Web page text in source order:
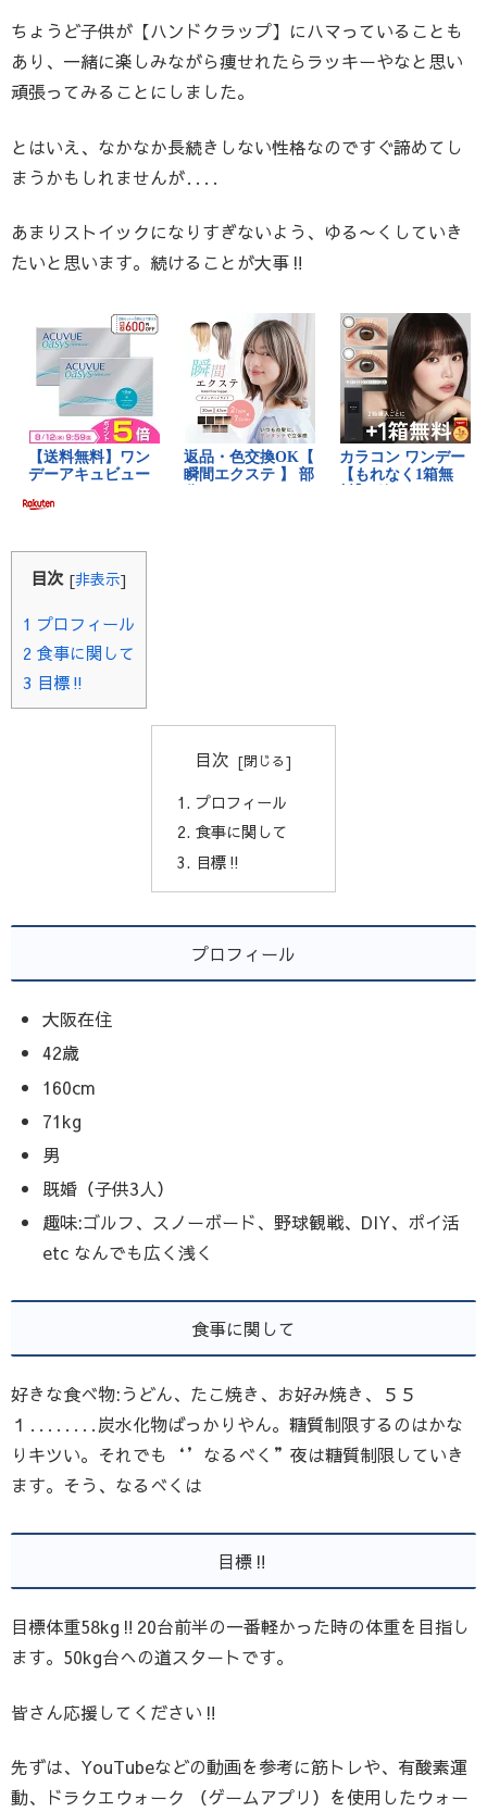
ちょうど子供が【ハンドクラップ】にハマっていることも
あり、一緒に楽しみながら痩せれたらラッキーやなと思い
頑張ってみることにしました。
とはいえ、なかなか長続きしない性格なのですぐ諦めてし
まうかもしれませんが‥‥
あまりストイックになりすぎないよう、ゆる〜くしていき
たいと思います。続けることが大事‼️
目次 [非表示]
1 プロフィール
2 食事に関して
3 目標‼️
目次
プロフィール
食事に関して
目標‼️
プロフィール
大阪在住
42歳
160cm
71kg
男
既婚（子供3人）
趣味:ゴルフ、スノーボード、野球観戦、DIY、ポイ活
etc なんでも広く浅く
食事に関して
好きな食べ物:うどん、たこ焼き、お好み焼き、５５
１‥‥‥‥炭水化物ばっかりやん。糖質制限するのはかな
りキツい。それでも‘’なるべく”夜は糖質制限していき
ます。そう、なるべくは
目標‼️
目標体重58kg‼️20台前半の一番軽かった時の体重を目指し
ます。50kg台への道スタートです。
皆さん応援してください‼️
先ずは、YouTubeなどの動画を参考に筋トレや、有酸素運
動、ドラクエウォーク （ゲームアプリ）を使用したウォー